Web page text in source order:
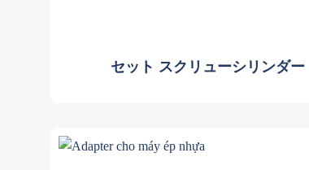
セット スクリューシリンダー